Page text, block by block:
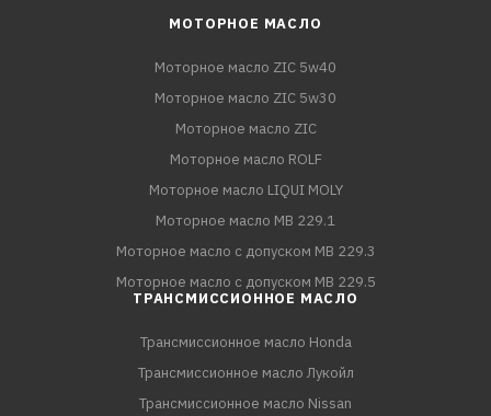
МОТОРНОЕ МАСЛО
Моторное масло ZIC 5w40
Моторное масло ZIC 5w30
Моторное масло ZIC
Моторное масло ROLF
Моторное масло LIQUI MOLY
Моторное масло MB 229.1
Моторное масло с допуском MB 229.3
Моторное масло с допуском MB 229.5
ТРАНСМИССИОННОЕ МАСЛО
Трансмиссионное масло Honda
Трансмиссионное масло Лукойл
Трансмиссионное масло Nissan